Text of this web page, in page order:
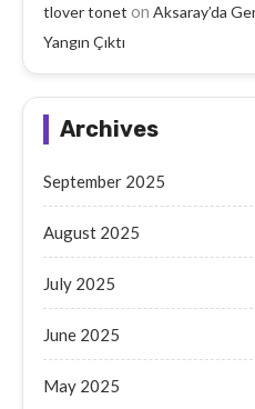
tlover tonet on Aksaray’da
Yangın Çıktı
Archives
September 2025
August 2025
July 2025
June 2025
May 2025